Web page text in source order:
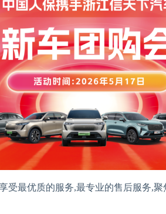
最优质的服务,最专业的售后服务,聚